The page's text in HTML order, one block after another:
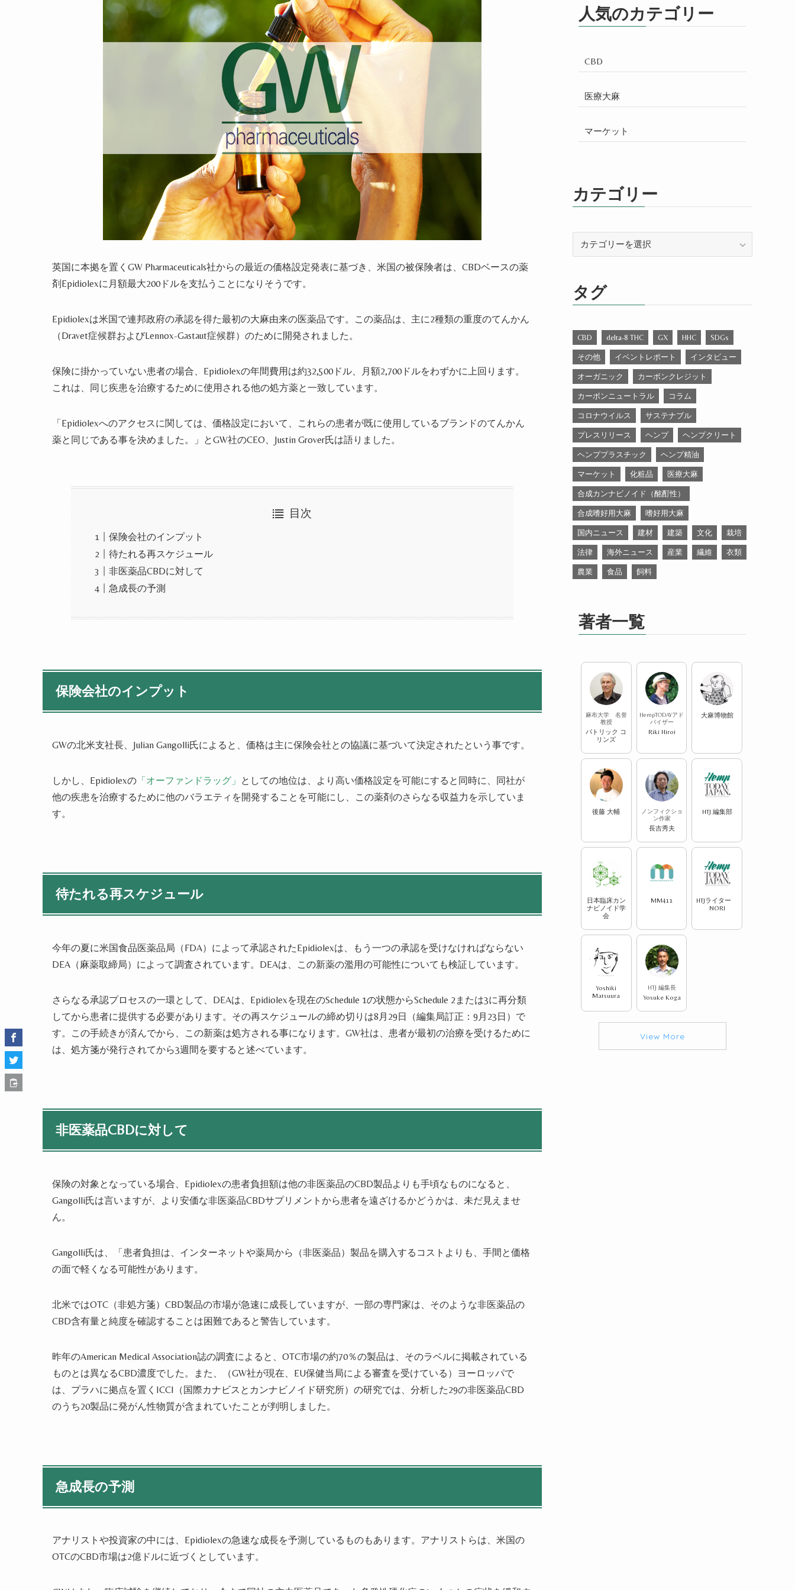
英国に本拠を置くGW Pharmaceuticals社からの最近の価格設定発表に基づき、米国の被保険者は、CBDベースの薬
剤Epidiolexに月額最大200ドルを支払うことになりそうです。
Epidiolexは米国で連邦政府の承認を得た最初の大麻由来の医薬品です。この薬品は、主に2種類の重度のてんかん
（Dravet症候群およびLennox-Gastaut症候群）のために開発されました。
保険に掛かっていない患者の場合、Epidiolexの年間費用は約32,500ドル、月額2,700ドルをわずかに上回ります。
これは、同じ疾患を治療するために使用される他の処方薬と一致しています。
「Epidiolexへのアクセスに関しては、価格設定において、これらの患者が既に使用しているブランドのてんかん
薬と同じである事を決めました。」とGW社のCEO、Justin Grover氏は語りました。
目次
保険会社のインプット
待たれる再スケジュール
非医薬品CBDに対して
急成長の予測
保険会社のインプット
GWの北米支社長、Julian Gangolli氏によると、価格は主に保険会社との協議に基づいて決定されたという事です。
しかし、Epidiolexの 「オーファンドラッグ 」 としての地位は、より高い価格設定を可能にすると同時に、同社が
他の疾患を治療するために他のバラエティを開発することを可能にし、この薬剤のさらなる収益力を示していま
す。
待たれる再スケジュール
今年の夏に米国食品医薬品局（FDA）によって承認されたEpidiolexは、もう一つの承認を受けなければならない
DEA（麻薬取締局）によって調査されています。DEAは、この新薬の濫用の可能性についても検証しています。
さらなる承認プロセスの一環として、DEAは、Epidiolexを現在のSchedule 1の状態からSchedule 2または3に再分類
してから患者に提供する必要があります。その再スケジュールの締め切りは8月29日（編集局訂正：9月23日）で
す。この手続きが済んでから、この新薬は処方される事になります。GW社は、患者が最初の治療を受けるために
は、処方箋が発行されてから3週間を要すると述べています。
非医薬品CBDに対して
保険の対象となっている場合、Epidiolexの患者負担額は他の非医薬品のCBD製品よりも手頃なものになると、
Gangolli氏は言いますが、より安価な非医薬品CBDサプリメントから患者を遠ざけるかどうかは、未だ見えませ
ん。
Gangolli氏は、「患者負担は、インターネットや薬局から（非医薬品）製品を購入するコストよりも、手間と価格
の面で軽くなる可能性があります。
北米ではOTC（非処方箋）CBD製品の市場が急速に成長していますが、一部の専門家は、そのような非医薬品の
CBD含有量と純度を確認することは困難であると警告しています。
昨年のAmerican Medical Association誌の調査によると、OTC市場の約70％の製品は、そのラベルに掲載されている
ものとは異なるCBD濃度でした。また、（GW社が現在、EU保健当局による審査を受けている）ヨーロッパで
は、プラハに拠点を置くICCI（国際カナビスとカンナビノイド研究所）の研究では、分析した29の非医薬品CBD
のうち20製品に発がん性物質が含まれていたことが判明しました。
急成長の予測
アナリストや投資家の中には、Epidiolexの急速な成長を予測しているものもあります。アナリストらは、米国の
OTCのCBD市場は2億ドルに近づくとしています。
人気のカテゴリー
CBD
医療大麻
マーケット
カテゴリー
ー
タグ
CBD delta-8 THC GX HHC SDGs
その他 イベントレポート インタビュー
オーガニック カーボンクレジット
カーボンニュートラル コラム
コロナウイルス サステナブル
プレスリリース ヘンプ ヘンプクリート
ヘンププラスチック ヘンプ精油
マーケット 化粧品 医療大麻
合成カンナビノイド（酩酊性）
合成嗜好用大麻 嗜好用大麻
国内ニュース 建材 建築 文化 栽培
法律 海外ニュース 産業 繊維 衣類
農業 食品 飼料
著者一覧
麻布大学 名誉
教授
パトリック コ
リンズ
HempTODAYアド
バイザー
Riki Hiroi
大麻博物館
後藤 大輔
ノンフィクショ
ン作家
長吉秀夫
HTJ 編集部
日本臨床カン
ナビノイド学
会
MM411
HTJライター
NORI
Yoshiki
Matsuura
HTJ 編集長
Yosuke Koga
View More